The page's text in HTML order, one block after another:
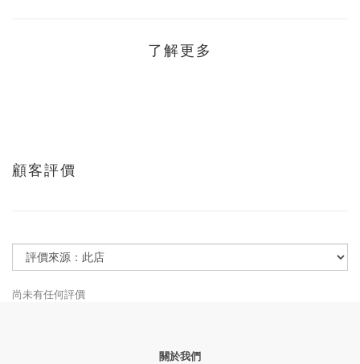
了解更多
顧客評價
尚未有任何評價
關於我們